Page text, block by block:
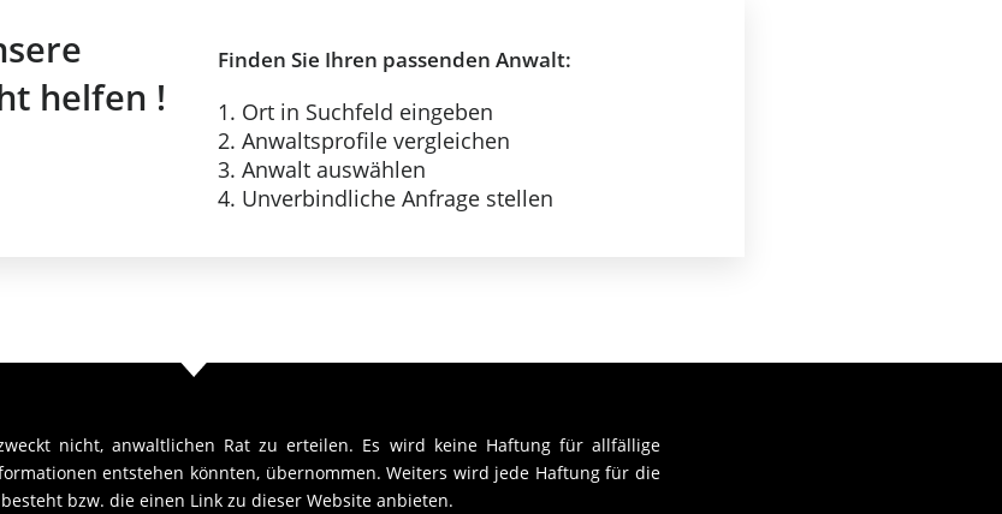
helfen !
Finden Sie Ihren passenden Anwalt:
1. Ort in Suchfeld eingeben
2. Anwaltsprofile vergleichen
3. Anwalt auswählen
4. Unverbindliche Anfrage stellen
nicht, anwaltlichen Rat zu erteilen. Es wird keine Haftung für allfällige
entstehen könnten, übernommen. Weiters wird jede Haftung für die
bzw. die einen Link zu dieser Website anbieten.